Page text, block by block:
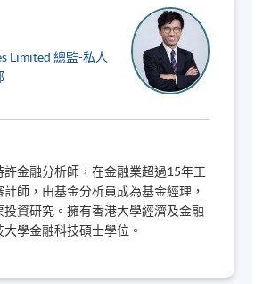
Limited 總監-私人
許金融分析師，在金融業超過15年工
師，由基金分析員成為基金經理，
投資研究。擁有香港大學經濟及金融
學金融科技碩士學位。